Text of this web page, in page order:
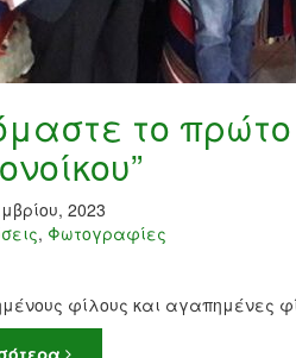
το πρώτο
2023
, Φωτογραφίες
φίλους και αγαπημένες